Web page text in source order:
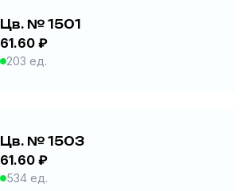
Цв. № 1501
61.60 ₽
203 ед.
Цв. № 1503
61.60 ₽
534 ед.